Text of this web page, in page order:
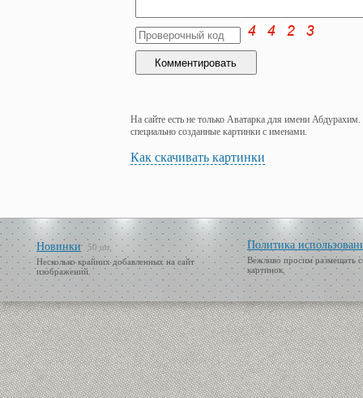
На сайте есть не только Аватарка для имени
специально созданные картинки с именами.
Как скачивать картинки
Новинки
50 шт.
Несколько крайних добавленных на сайт
изображений.
Политика
Вежливо просим размещать
картинок.